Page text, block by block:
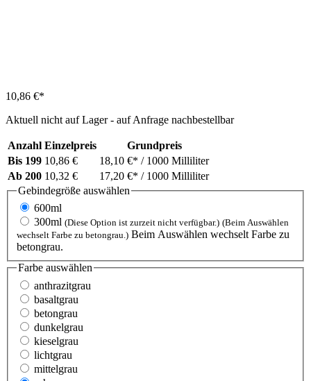
10,86 €*
Aktuell nicht auf Lager - auf Anfrage nachbestellbar
Anzahl Einzelpreis
Grundpreis
Bis 199 10,86 € 18,10 €* / 1000 Milliliter
Ab 200 10,32 € 17,20 €* / 1000 Milliliter
Gebindegröße auswählen
600ml
300ml (Diese Option ist zurzeit nicht verfügbar.) (Beim Auswählen
wechselt Farbe zu betongrau.) Beim Auswählen wechselt Farbe zu
betongrau.
Farbe auswählen
anthrazitgrau
basaltgrau
betongrau
dunkelgrau
kieselgrau
lichtgrau
mittelgrau